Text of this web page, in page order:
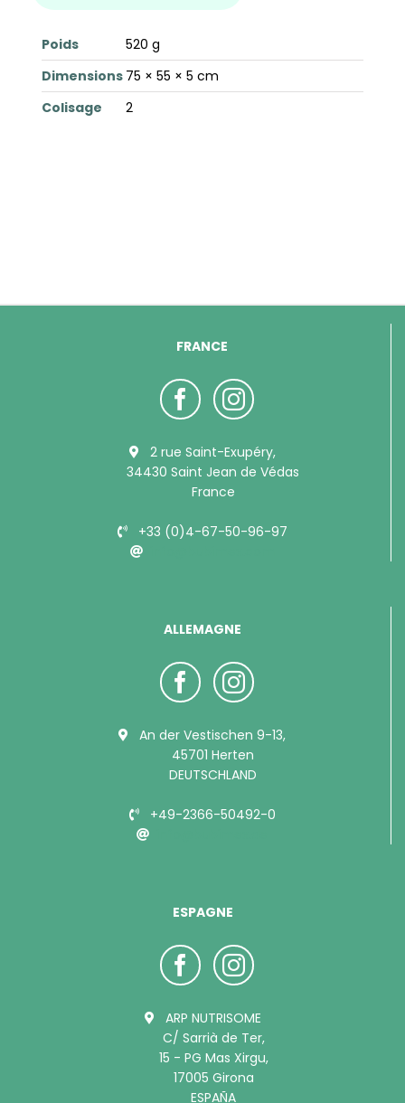
Poids
520 g
Dimensions 75 × 55 × 5 cm
Colisage
2
FRANCE
2 rue Saint-Exupéry,
34430 Saint Jean de Védas
France
+33 (0)4-67-50-96-97
ALLEMAGNE
An der Vestischen 9-13,
45701 Herten
DEUTSCHLAND
+49-2366-50492-0
ESPAGNE
ARP NUTRISOME
C/ Sarrià de Ter,
15 - PG Mas Xirgu,
17005 Girona
ESPAÑA